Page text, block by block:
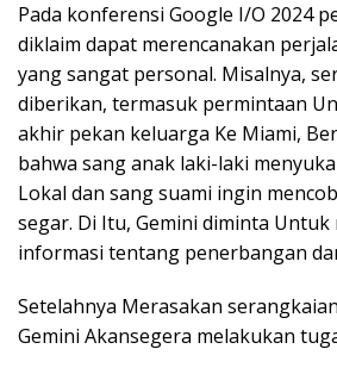
Pada konferensi Google I/O 2024
diklaim dapat merencanakan
yang sangat personal. Misalnya,
diberikan, termasuk permintaan
akhir pekan keluarga Ke Miami,
bahwa sang anak laki-laki
Lokal dan sang suami ingin
segar. Di Itu, Gemini diminta Untuk
informasi tentang penerbangan
Setelahnya Merasakan
Gemini Akansegera melakukan